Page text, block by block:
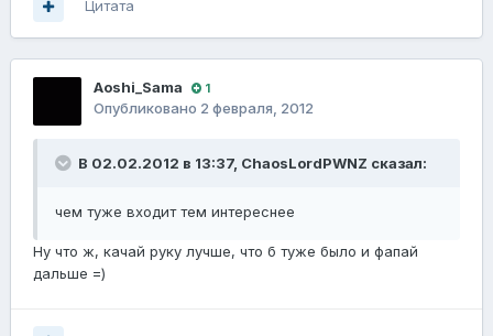
Цитата
Aoshi_Sama 1
Опубликовано 2 февраля, 2012
В 02.02.2012 в 13:37, ChaosLordPWNZ сказал:
чем туже входит тем интереснее
Ну что ж, качай руку лучше, что б туже было и фапай
дальше =)